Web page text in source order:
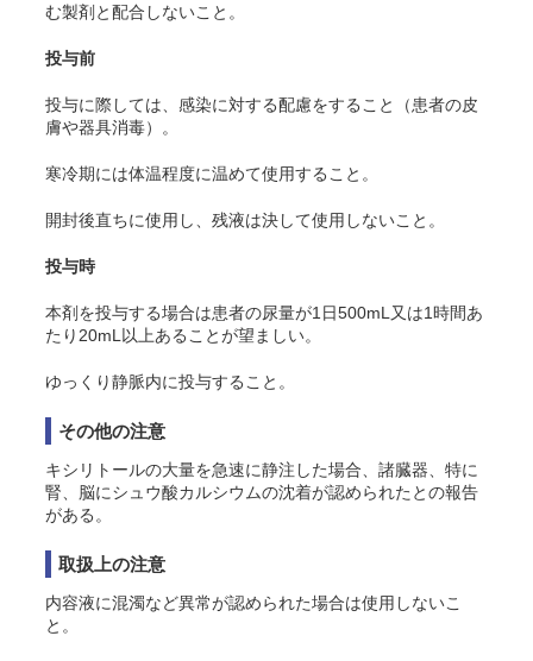
む製剤と配合しないこと。
投与前
投与に際しては、感染に対する配慮をすること（患者の皮
膚や器具消毒）。
寒冷期には体温程度に温めて使用すること。
開封後直ちに使用し、残液は決して使用しないこと。
投与時
本剤を投与する場合は患者の尿量が1日500mL又は1時間あ
たり20mL以上あることが望ましい。
ゆっくり静脈内に投与すること。
その他の注意
キシリトールの大量を急速に静注した場合、諸臓器、特に
腎、脳にシュウ酸カルシウムの沈着が認められたとの報告
がある。
取扱上の注意
内容液に混濁など異常が認められた場合は使用しないこ
と。